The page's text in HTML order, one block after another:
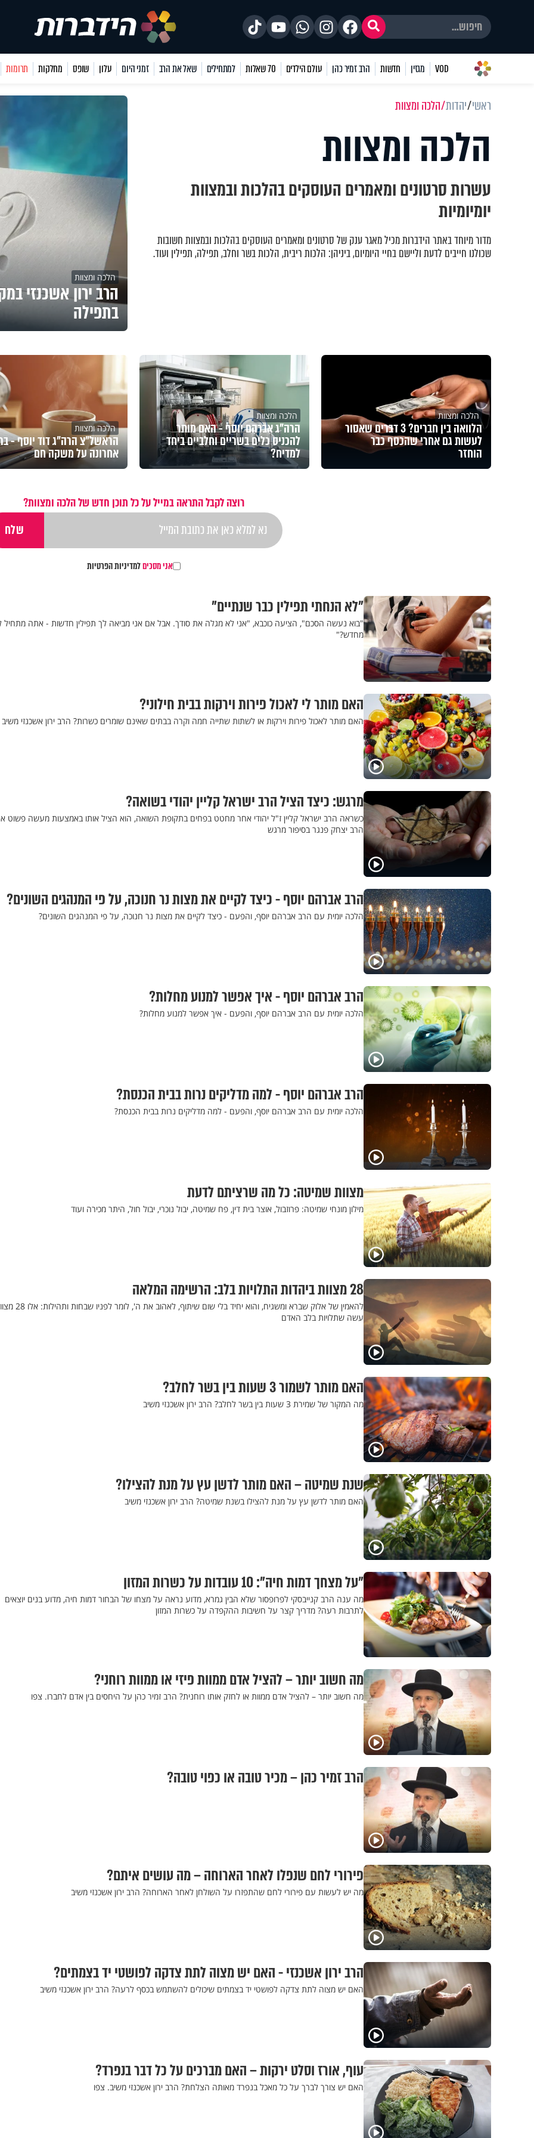
VOD מגזין חדשות הרב זמיר כהן עולם הילדים 70 שאלות למתחילים שאל את הרב זמני היום עלון שופס מחלקות תרומות
ראשי יהדות הלכה ומצוות
הלכה ומצוות
עשרות סרטונים ומאמרים העוסקים בהלכות ובמצוות
יומיומיות
מדור מיוחד באתר הידברות מכיל מאגר ענק של סרטונים ומאמרים העוסקים בהלכות ובמצוות חשובות
שכולנו חייבים לדעת וליישם בחיי היומיום, ביניהן: הלכות ריבית, הלכות בשר וחלב, תפילה, תפילין ועוד.
הלכה ומצוות
הרב ירון אשכנזי
בתפילה
הלכה ומצוות
הלוואה בין חברים? 3 דברים שאסור
לעשות גם אחרי שהכסף כבר
הוחזר
הלכה ומצוות
הרה"ג אברהם יוסף - האם מותר
להכניס כלים בשריים וחלביים ביחד
למדיח?
הלכה ומצוות
הראשל"צ הרה"ג דוד יוסף -
אחרונה על משקה חם
רוצה לקבל התראה במייל על כל תוכן חדש של הלכה ומצוות?
אני מסכיםלמדיניות הפרטיות
"לא הנחתי תפילין כבר שנתיים"
"בוא נעשה הסכם", הציעה כוכבא, "אני לא מגלה את סודך. אבל אם אני מביאה לך תפילין חדשות - אתה מתחיל
מחדש?"
האם מותר לי לאכול פירות וירקות בבית חילוני?
האם מותר לאכול פירות וירקות או לשתות שתייה חמה וקרה בבתים שאינם שומרים כשרות? הרב ירון אשכנזי משיב
מרגש: כיצד הציל הרב ישראל קליין יהודי בשואה?
כשראה הרב ישראל קליין ז"ל יהודי אחר מחטט בפחים בתקופת השואה, הוא הציל אותו באמצעות מעשה פשוט
הרב יצחק פנגר בסיפור מרגש
הרב אברהם יוסף - כיצד לקיים את מצות נר חנוכה, על פי המנהגים השונים?
הלכה יומית עם הרב אברהם יוסף, והפעם - כיצד לקיים את מצות נר חנוכה, על פי המנהגים השונים?
הרב אברהם יוסף - איך אפשר למנוע מחלות?
הלכה יומית עם הרב אברהם יוסף, והפעם - איך אפשר למנוע מחלות?
הרב אברהם יוסף - למה מדליקים נרות בבית הכנסת?
הלכה יומית עם הרב אברהם יוסף, והפעם - למה מדליקים נרות בבית הכנסת?
מצוות שמיטה: כל מה שרציתם לדעת
מילון מונחי שמיטה: פרוזבול, אוצר בית דין, פח שמיטה, יבול נוכרי, יבול חול, היתר מכירה ועוד
28 מצוות ביהדות התלויות בלב: הרשימה המלאה
להאמין של אלוק שברא ומשגיח, והוא יחיד בלי שום שיתוף, לאהוב את
עשה שתלויות בלב האדם
האם מותר לשמור 3 שעות בין בשר לחלב?
מה המקור של שמירת 3 שעות בין בשר לחלב? הרב ירון אשכנזי משיב
שנת שמיטה – האם מותר לדשן עץ על מנת להצילו?
האם מותר לדשן עץ על מנת להצילו בשנת שמיטה? הרב ירון אשכנזי משיב
"על מצחך דמות חיה": 10 עובדות על כשרות המזון
מה ענה הרב קנייבסקי לפרופסור שלא הבין גמרא, מדוע נראה על מצחו של הבחור דמות חיה, מדוע בנים יוצאים
לתרבות רעה? מדריך קצר על חשיבות ההקפדה על כשרות המזון
מה חשוב יותר – להציל אדם ממוות פיזי או ממוות רוחני?
מה חשוב יותר – להציל אדם ממוות או לחזק אותו רוחנית? הרב זמיר כהן על היחסים בין אדם לחברו. צפו
הרב זמיר כהן – מכיר טובה או כפוי טובה?
פירורי לחם שנפלו לאחר הארוחה – מה עושים איתם?
מה יש לעשות עם פירורי לחם שהתפזרו על השולחן לאחר הארוחה? הרב ירון אשכנזי משיב
הרב ירון אשכנזי - האם יש מצוה לתת צדקה לפושטי יד בצמתים?
האם יש מצוה לתת צדקה לפושטי יד בצמתים שיכולים להשתמש בכסף לרעה? הרב ירון אשכנזי משיב
עוף, אורז וסלט ירקות – האם מברכים על כל דבר בנפרד?
האם יש צורך לברך על כל מאכל בנפרד מאותה הצלחת? הרב ירון אשכנזי משיב. צפו